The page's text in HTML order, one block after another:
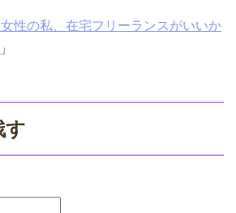
性の私、在宅フリーランスがいいか
」
す